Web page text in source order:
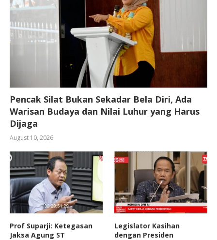
Pencak Silat Bukan Sekadar Bela Diri, Ada
Warisan Budaya dan Nilai Luhur yang Harus
Dijaga
August 10, 2026
Prof Suparji: Ketegasan
Jaksa Agung ST
Legislator Kasihan
dengan Presiden